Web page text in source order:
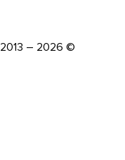
2013 – 2026 ©